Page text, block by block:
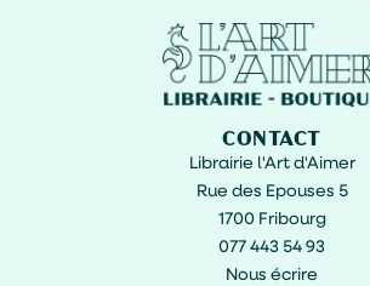
CONTACT
Librairie l'Art d'Aimer
Rue des Epouses 5
1700 Fribourg
077 443 54 93
Nous écrire